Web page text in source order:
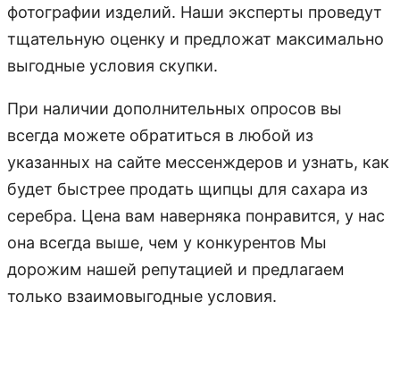
фотографии изделий. Наши эксперты проведут
тщательную оценку и предложат максимально
выгодные условия скупки.
При наличии дополнительных опросов вы
всегда можете обратиться в любой из
указанных на сайте мессенждеров и узнать, как
будет быстрее продать щипцы для сахара из
серебра. Цена вам наверняка понравится, у нас
она всегда выше, чем у конкурентов Мы
дорожим нашей репутацией и предлагаем
только взаимовыгодные условия.